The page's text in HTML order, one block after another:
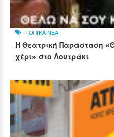
ΤΟΠΙΚΑ ΝΕΑ
Η Θεατρική Παράσταση
χέρι» στο Λουτράκι